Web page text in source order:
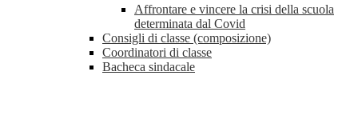
Affrontare e vincere la crisi della scuola
determinata dal Covid
Consigli di classe (composizione)
Coordinatori di classe
Bacheca sindacale